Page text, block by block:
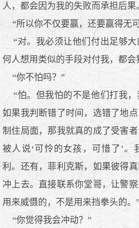
人，都会因为我的失败而承担后果
“所以你不仅要赢，还要赢得无
“对。我必须让他们付出足够大
何人想用类似的手段对付我，都会
“你不怕吗？”
“怕。但我怕的不是他们打我，
如果我判断错了时间，选错了地
制住局面，那我就真的成了受害
被人说‘可怜的女孩，可惜了’。
利。还有，菲利克斯，如果彼得
冲上去。直接联系你堂哥，让警
用来威慑的，不是用来挡拳头的。”
“你觉得我会冲动？”